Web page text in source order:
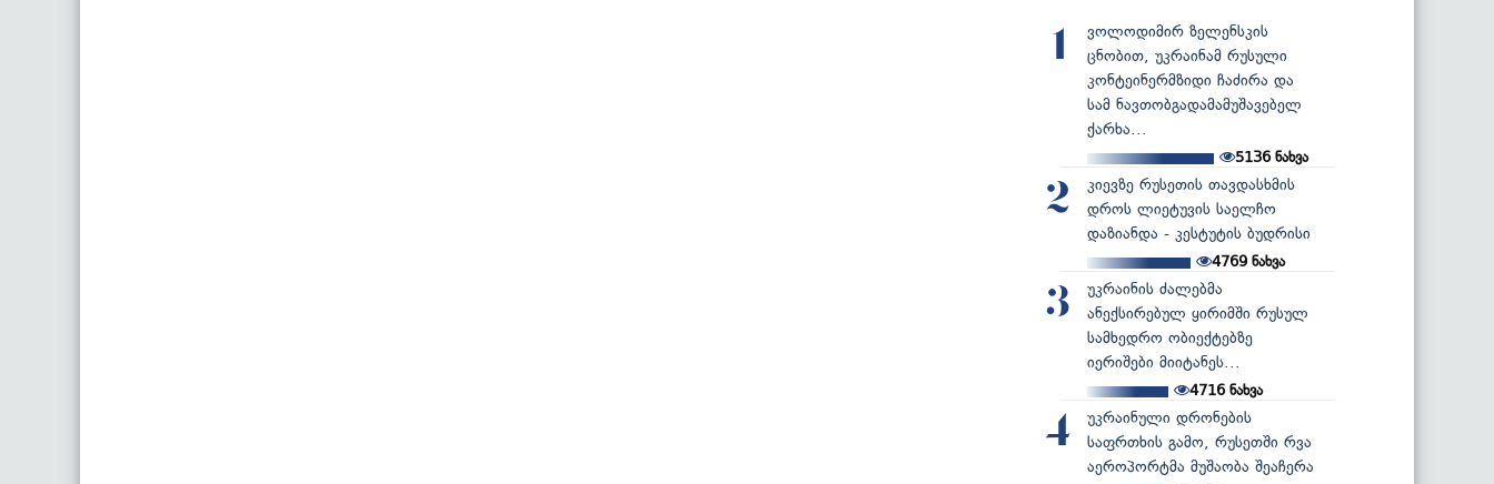
1
ვოლოდიმირ ზელენსკის
ცნობით, უკრაინამ რუსული
კონტეინერმზიდი ჩაძირა და
სამ ნავთობგადამამუშავებელ
ქარხა...
5136ნახვა
2
კიევზე რუსეთის თავდასხმის
დროს ლიეტუვის საელჩო
დაზიანდა - კესტუტის ბუდრისი
4769 ნახვა
3
უკრაინის ძალებმა
ანექსირებულ ყირიმში რუსულ
სამხედრო ობიექტებზე
იერიშები მიიტანეს...
4716ნახვა
4
უკრაინული დრონების
საფრთხის გამო, რუსეთში რვა
აეროპორტმა მუშაობა შეაჩერა